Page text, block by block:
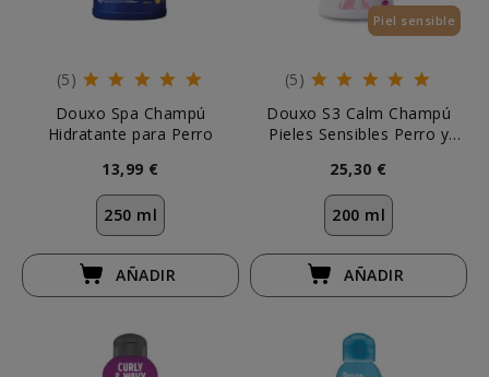
(5)
Douxo Spa Champú
Hidratante para Perro
13,99 €
250 ml
AÑADIR
Piel sensible
(5)
Douxo S3 Calm Champú
Pieles Sensibles Perro y
25,30 €
200 ml
AÑADIR